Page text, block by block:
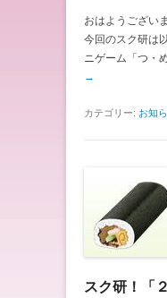
おはようござい
今回のスク研は
ニゲーム「つ・
→
カテゴリー: お知
スク研！「